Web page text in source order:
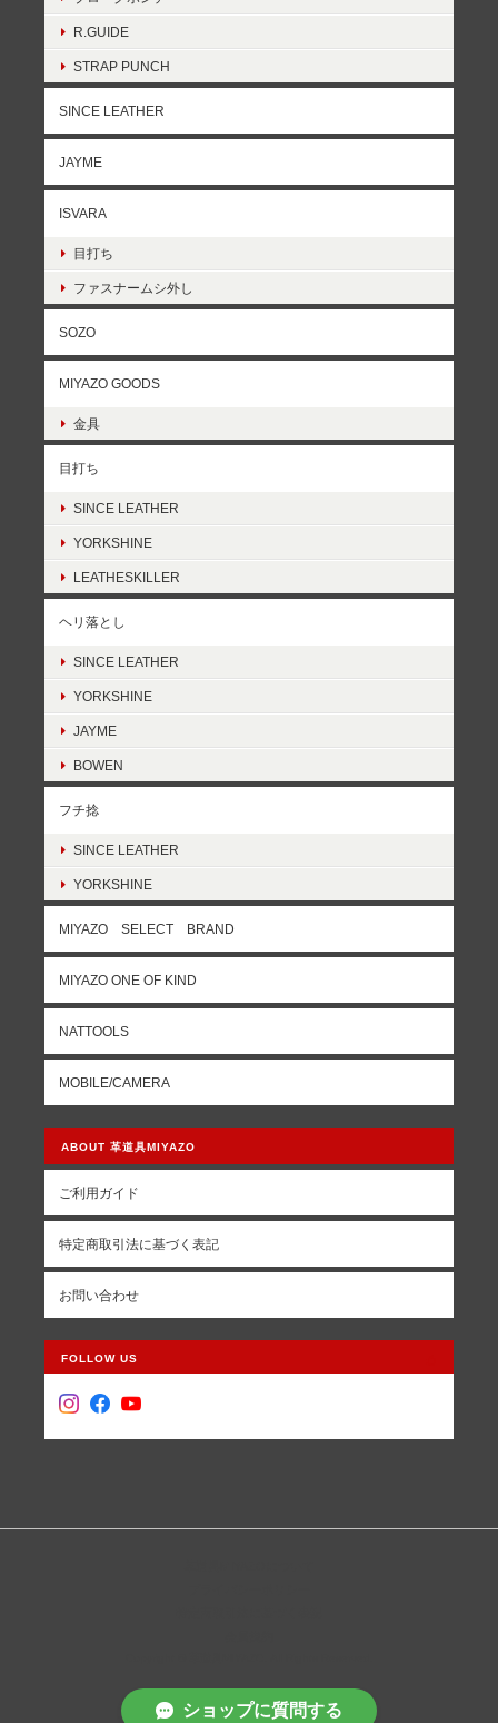
R.GUIDE
STRAP PUNCH
SINCE LEATHER
JAYME
ISVARA
目打ち
ファスナームシ外し
SOZO
MIYAZO GOODS
金具
目打ち
SINCE LEATHER
YORKSHINE
LEATHESKILLER
ヘリ落とし
SINCE LEATHER
YORKSHINE
JAYME
BOWEN
フチ捻
SINCE LEATHER
YORKSHINE
MIYAZO SELECT BRAND
MIYAZO ONE OF KIND
NATTOOLS
MOBILE/CAMERA
ABOUT 革道具MIYAZO
ご利用ガイド
特定商取引法に基づく表記
お問い合わせ
FOLLOW US
ショップに質問する